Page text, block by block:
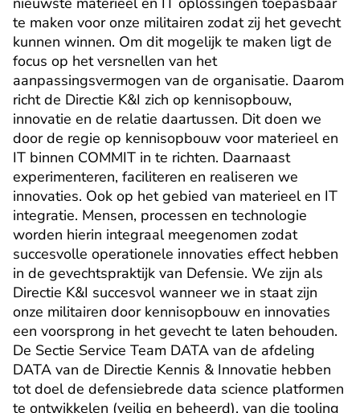
te maken voor onze militairen zodat zij het gevecht
kunnen winnen. Om dit mogelijk te maken ligt de
focus op het versnellen van het
aanpassingsvermogen van de organisatie. Daarom
richt de Directie K&I zich op kennisopbouw,
innovatie en de relatie daartussen. Dit doen we
door de regie op kennisopbouw voor materieel en
IT binnen COMMIT in te richten. Daarnaast
experimenteren, faciliteren en realiseren we
innovaties. Ook op het gebied van materieel en IT
integratie. Mensen, processen en technologie
worden hierin integraal meegenomen zodat
succesvolle operationele innovaties effect hebben
in de gevechtspraktijk van Defensie. We zijn als
Directie K&I succesvol wanneer we in staat zijn
onze militairen door kennisopbouw en innovaties
een voorsprong in het gevecht te laten behouden.
De Sectie Service Team DATA van de afdeling
DATA van de Directie Kennis & Innovatie hebben
tot doel de defensiebrede data science platformen
te ontwikkelen (veilig en beheerd), van die tooling